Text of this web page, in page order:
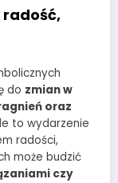
radość,
do zmian w
oraz
to wydarzenie
radości,
może budzić
czy